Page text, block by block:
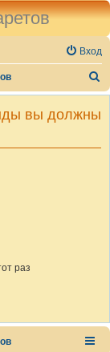
Вход
о
вы должны
раз